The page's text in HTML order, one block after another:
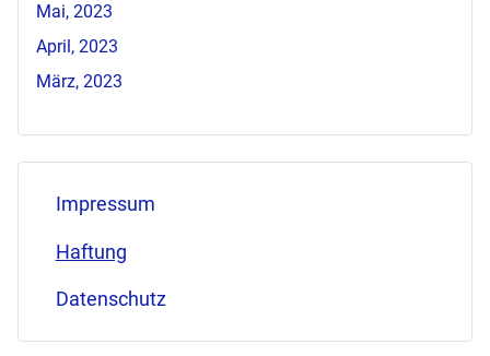
Mai, 2023
April, 2023
März, 2023
Impressum
Haftung
Datenschutz